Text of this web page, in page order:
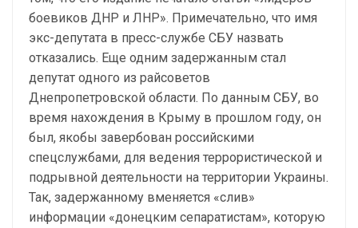
боевиков ДНР и ЛНР». Примечательно, что имя
экс-депутата в пресс-службе СБУ назвать
отказались. Еще одним задержанным стал
депутат одного из райсоветов
Днепропетровской области. По данным СБУ, во
время нахождения в Крыму в прошлом году, он
был, якобы завербован российскими
спецслужбами, для ведения террористической и
подрывной деятельности на территории Украины.
Так, задержанному вменяется «слив»
информации «донецким сепаратистам», которую